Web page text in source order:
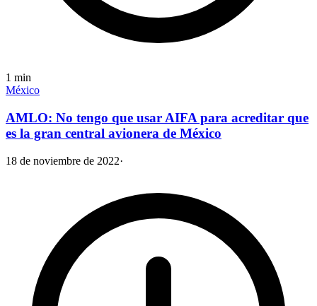
1 min
México
AMLO: No tengo que usar AIFA para acreditar que
es la gran central avionera de México
18 de noviembre de 2022·